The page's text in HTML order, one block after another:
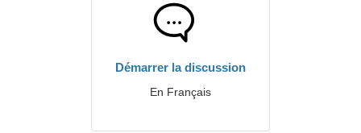
Démarrer la discussion
En Français